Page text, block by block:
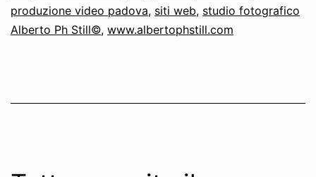
è
tutto
dispiace
produzione video padova, siti web, studio fotografico
Alberto Ph Still©, www.albertophstill.com